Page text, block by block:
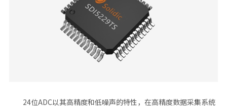
24位ADC以其高精度和低噪声的特性，在高精度数据采集系统